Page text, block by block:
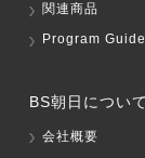
関連商品
Program
BS朝日について
会社概要